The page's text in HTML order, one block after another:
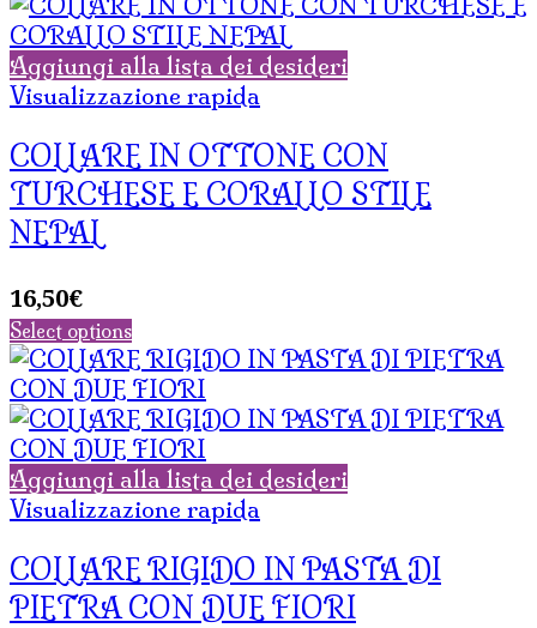
Aggiungi alla lista dei desideri
Visualizzazione rapida
COLLARE IN OTTONE CON
TURCHESE E CORALLO STILE
NEPAL
16,50€
Select options
Aggiungi alla lista dei desideri
Visualizzazione rapida
COLLARE RIGIDO IN PASTA DI
PIETRA CON DUE FIORI